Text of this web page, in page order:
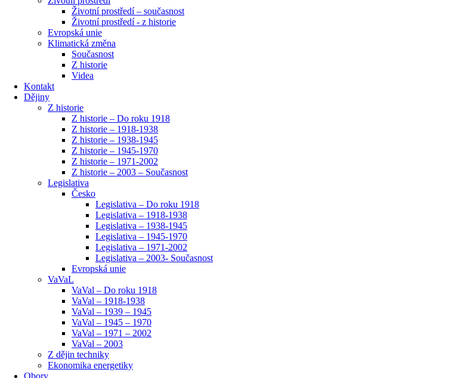
Životní prostředí – současnost
Životní prostředí ​- z historie
Evropská unie
Klimatická změna
Současnost
Z historie
Videa
Kontakt
Dějiny
Z historie
Z historie – Do roku 1918
Z historie – 1918-1938
Z historie – 1938-1945
Z historie – 1945-1970
Z historie – 1971-2002
Z historie – 2003 – Současnost
Legislativa
Česko
Legislativa – Do roku 1918
Legislativa – 1918-1938
Legislativa – 1938-1945
Legislativa – 1945-1970
Legislativa – 1971-2002
Legislativa – 2003- Současnost
Evropská unie
VaVaL
VaVal – Do roku 1918
VaVal – 1918-1938
VaVal – 1939 – 1945
VaVal – 1945 – 1970
VaVal – 1971 – 2002
VaVal – 2003
Z dějin techniky
Ekonomika energetiky
Obory